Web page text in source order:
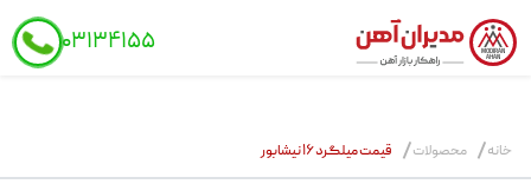
MODIRAN
AHAN ۰۳۱۳۴۱۵۵
schema
خانه محصولات قیمت میلگرد ۱۶ نیشابور